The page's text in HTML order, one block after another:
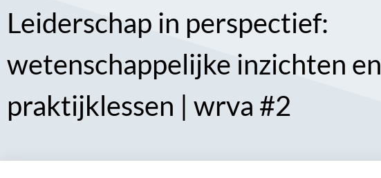
Leiderschap in perspectief:
wetenschappelijke inzichten en
praktijklessen | wrva #2